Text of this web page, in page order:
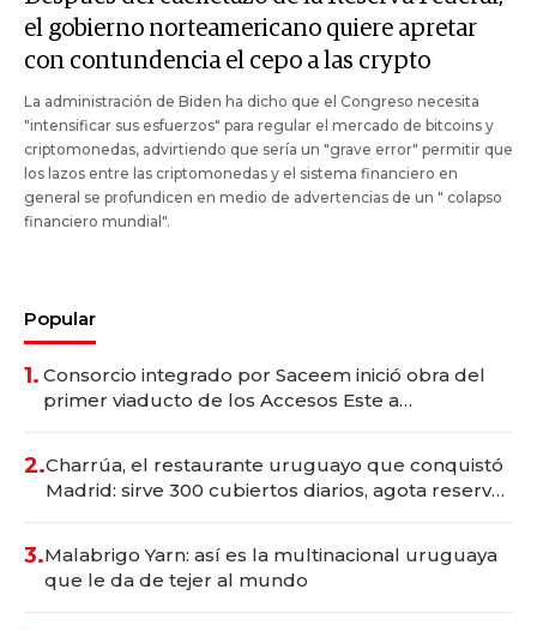
el gobierno norteamericano quiere apretar
con contundencia el cepo a las crypto
La administración de Biden ha dicho que el Congreso necesita
"intensificar sus esfuerzos" para regular el mercado de bitcoins y
criptomonedas, advirtiendo que sería un "grave error" permitir que
los lazos entre las criptomonedas y el sistema financiero en
general se profundicen en medio de advertencias de un " colapso
financiero mundial".
Popular
1. Consorcio integrado por Saceem inició obra del
primer viaducto de los Accesos Este a
2.Charrúa, el restaurante uruguayo que conquistó
Madrid: sirve 300 cubiertos diarios, agota reservas
3.Malabrigo Yarn: así es la multinacional uruguaya
que le da de tejer al mundo